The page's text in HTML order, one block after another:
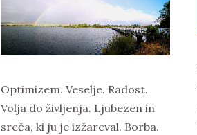
Optimizem. Veselje. Radost.
Volja do življenja. Ljubezen in
sreča, ki ju je izžareval. Borba.